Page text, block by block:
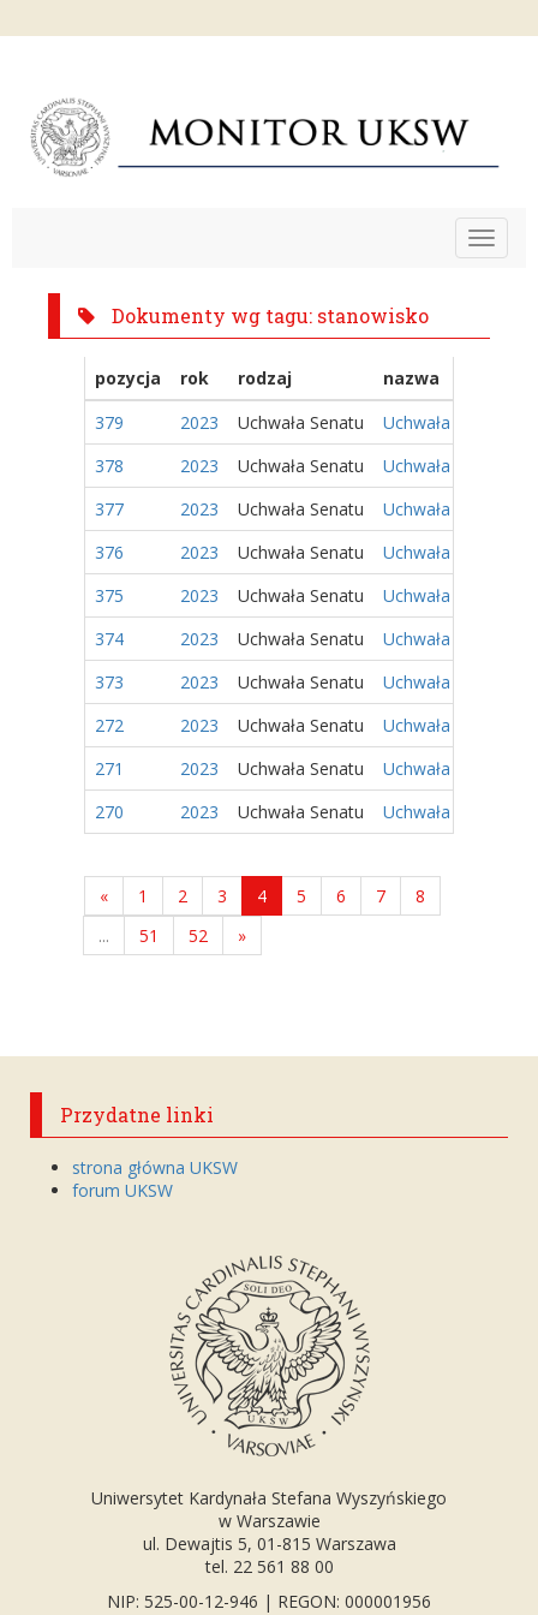
Toggle
Dokumenty wg tagu: stanowisko
pozycja rok rodzaj
nazwa
379
2023 Uchwała Senatu
Uchwała Nr 147/
378
2023 Uchwała Senatu
Uchwała Nr 146/
377
2023 Uchwała Senatu
Uchwała Nr 145/
376
2023 Uchwała Senatu
Uchwała Nr 144/
375
2023 Uchwała Senatu
Uchwała Nr 143/
374
2023 Uchwała Senatu
Uchwała Nr 142/
373
2023 Uchwała Senatu
Uchwała Nr 141/
272
2023 Uchwała Senatu
Uchwała Nr 111/
271
2023 Uchwała Senatu
Uchwała Nr 110/
270
2023 Uchwała Senatu Uchwała Nr 109/
« 1 2 3 4 5 6 7
8
...
51 52 »
Przydatne linki
strona główna UKSW
forum UKSW
Uniwersytet Kardynała Stefana Wyszyńskiego
w Warszawie
ul. Dewajtis 5, 01-815 Warszawa
tel. 22 561 88 00
NIP: 525-00-12-946 | REGON: 000001956